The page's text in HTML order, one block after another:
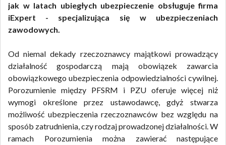
jak w latach ubiegłych ubezpieczenie obsługuje firma
iExpert - specjalizująca się w ubezpieczeniach
zawodowych.
Od niemal dekady rzeczoznawcy majątkowi prowadzący
działalność gospodarczą mają obowiązek zawarcia
obowiązkowego ubezpieczenia odpowiedzialności cywilnej.
Porozumienie między PFSRM i PZU oferuje więcej niż
wymogi określone przez ustawodawcę, gdyż stwarza
możliwość ubezpieczenia rzeczoznawców bez względu na
sposób zatrudnienia, czy rodzaj prowadzonej działalności. W
ramach Porozumienia można zawierać następujące